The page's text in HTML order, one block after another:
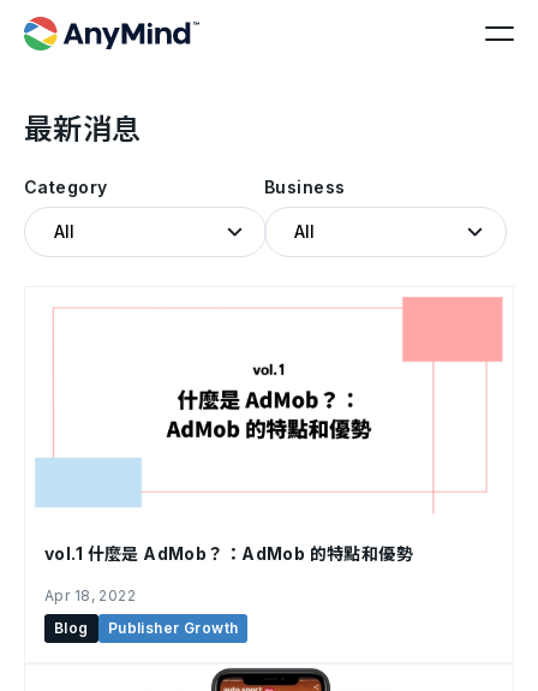
最新消息
Category Business
Blog Publisher Growth
Apr 18, 2022
vol.1 什麼是 AdMob？：AdMob 的特點和優勢